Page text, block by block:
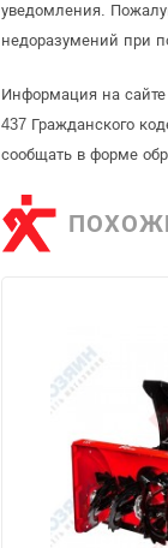
уведомления.
недоразумений при
Информация на
437 Гражданского
сообщать в форме